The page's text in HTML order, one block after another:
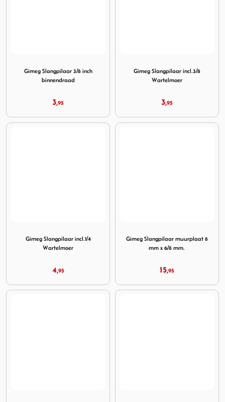
Gimeg Slangpilaar 3/8 inch
binnendraad
3,95
Gimeg Slangpilaar incl.3/8
Wartelmoer
3,95
Gimeg Slangpilaar incl.1/4
Wartelmoer
4,95
Gimeg Slangpilaar muurplaat 8
mm x 6/8 mm.
15,95